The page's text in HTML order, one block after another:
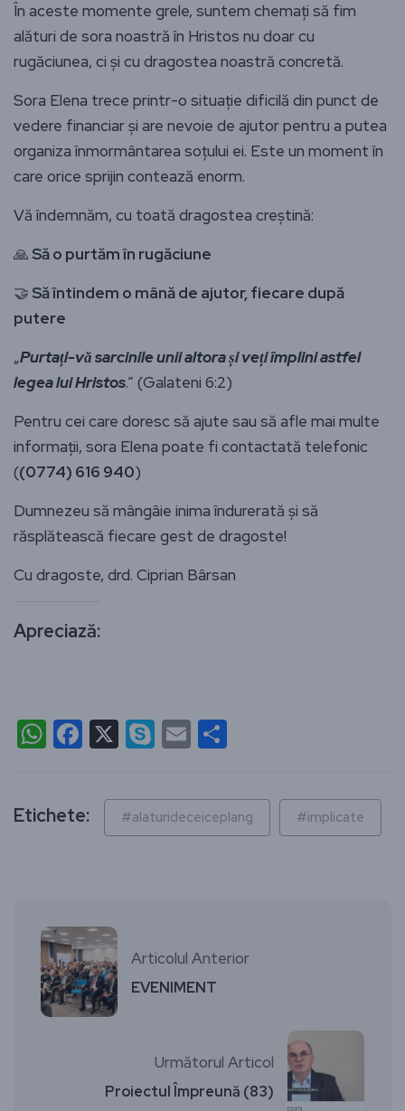
În aceste momente grele, suntem chemați să fim
alături de sora noastră în Hristos nu doar cu
rugăciunea, ci și cu dragostea noastră concretă.
Sora Elena trece printr-o situație dificilă din punct de
vedere financiar și are nevoie de ajutor pentru a putea
organiza înmormântarea soțului ei. Este un moment în
care orice sprijin contează enorm.
Vă îndemnăm, cu toată dragostea creștină:
🙏 Să o purtăm în rugăciune
🤝 Să întindem o mână de ajutor, fiecare după
putere
„Purtați-vă sarcinile unii altora și veți împlini astfel
legea lui Hristos.” (Galateni 6:2)
Pentru cei care doresc să ajute sau să afle mai multe
informații, sora Elena poate fi contactată telefonic
((0774) 616 940)
Dumnezeu să mângâie inima îndurerată și să
răsplătească fiecare gest de dragoste!
Cu dragoste, drd. Ciprian Bârsan
Apreciază:
WhatsApp
Facebook
X Skype
Email
Etichete: #alaturideceiceplang #implicate
Articolul Anterior
EVENIMENT
Următorul Articol
Proiectul Împreună (83)